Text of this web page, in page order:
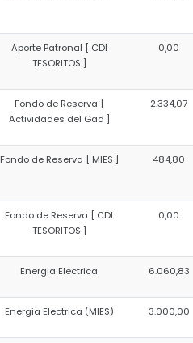
Aporte Patronal [ CDI
TESORITOS ]
0,00
Fondo de Reserva [
Actividades del Gad ]
2.334,07
Fondo de Reserva [ MIES ] 484,80
Fondo de Reserva [ CDI
TESORITOS ]
0,00
Energia Electrica 6.060,83
Energia Electrica (MIES) 3.000,00